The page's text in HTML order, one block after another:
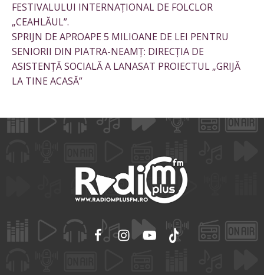
FESTIVALULUI INTERNAȚIONAL DE FOLCLOR
„CEAHLĂUL”.
SPRIJN DE APROAPE 5 MILIOANE DE LEI PENTRU
SENIORII DIN PIATRA-NEAMȚ: DIRECȚIA DE
ASISTENȚĂ SOCIALĂ A LANASAT PROIECTUL „GRIJĂ
LA TINE ACASĂ”